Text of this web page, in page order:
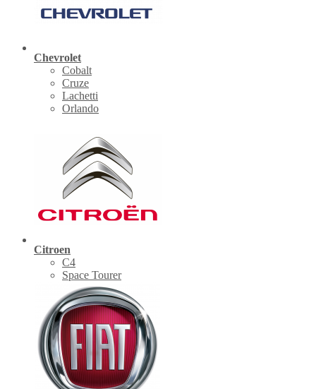
Chevrolet
Cobalt
Cruze
Lachetti
Orlando
Citroen
C4
Space Tourer